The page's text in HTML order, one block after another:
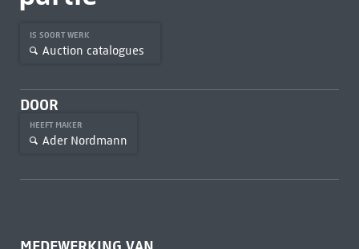
IS SOORT WERK
Auction catalogues
DOOR
HEEFT MAKER
Ader Nordmann